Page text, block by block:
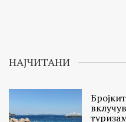
НАЈЧИТАНИ